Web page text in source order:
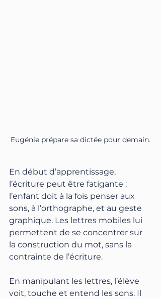
Eugénie prépare sa dictée pour demain.
En début d’apprentissage,
l’écriture peut être fatigante :
l’enfant doit à la fois penser aux
sons, à l’orthographe, et au geste
graphique. Les lettres mobiles lui
permettent de se concentrer sur
la construction du mot, sans la
contrainte de l’écriture.
En manipulant les lettres, l’élève
voit, touche et entend les sons. Il